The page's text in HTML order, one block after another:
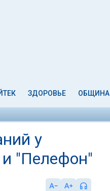
ЗДОРОВЬЕ ОБЩИНА
у
"Пелефон"